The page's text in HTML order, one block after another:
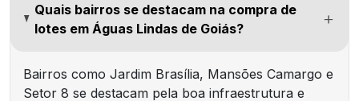
Quais bairros se destacam na compra de
lotes em Águas Lindas de Goiás?
Bairros como Jardim Brasília, Mansões Camargo e
Setor 8 se destacam pela boa infraestrutura e